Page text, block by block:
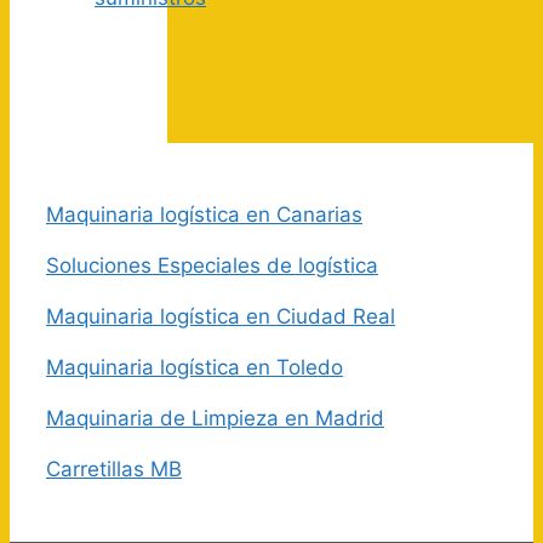
Maquinaria logística en Canarias
Soluciones Especiales de logística
Maquinaria logística en Ciudad Real
Maquinaria logística en Toledo
Maquinaria de Limpieza en Madrid
Carretillas MB